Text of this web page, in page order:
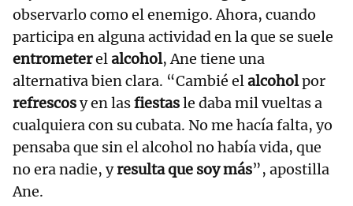
observarlo como el enemigo. Ahora, cuando
participa en alguna actividad en la que se suele
entrometerelalcohol, Ane tiene una
alternativa bien clara. “Cambié elalcoholpor
refrescosy en lasfiestasle daba mil vueltas a
cualquiera con su cubata. No me hacía falta, yo
pensaba que sin el alcohol no había vida, que
no era nadie, yresulta que soymás”, apostilla
Ane.